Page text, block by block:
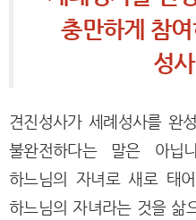
충만하게 참
성
견진성사가 세례성사를 완
불완전하다는 말은 아닙
하느님의 자녀로 새로 태
하느님의 자녀라는 것을 삶